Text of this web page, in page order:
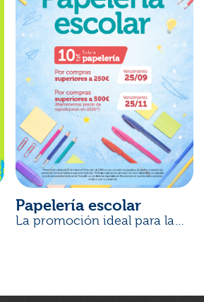
Papelería escolar
La promoción ideal para la